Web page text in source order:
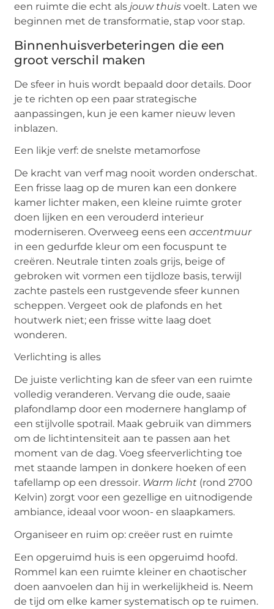
een ruimte die echt als jouw thuis voelt. Laten we
beginnen met de transformatie, stap voor stap.
Binnenhuisverbeteringen die een
groot verschil maken
De sfeer in huis wordt bepaald door details. Door
je te richten op een paar strategische
aanpassingen, kun je een kamer nieuw leven
inblazen.
Een likje verf: de snelste metamorfose
De kracht van verf mag nooit worden onderschat.
Een frisse laag op de muren kan een donkere
kamer lichter maken, een kleine ruimte groter
doen lijken en een verouderd interieur
moderniseren. Overweeg eens eenaccentmuur
in een gedurfde kleur om een focuspunt te
creëren. Neutrale tinten zoals grijs, beige of
gebroken wit vormen een tijdloze basis, terwijl
zachte pastels een rustgevende sfeer kunnen
scheppen. Vergeet ook de plafonds en het
houtwerk niet; een frisse witte laag doet
wonderen.
Verlichting is alles
De juiste verlichting kan de sfeer van een ruimte
volledig veranderen. Vervang die oude, saaie
plafondlamp door een modernere hanglamp of
een stijlvolle spotrail. Maak gebruik van dimmers
om de lichtintensiteit aan te passen aan het
moment van de dag. Voeg sfeerverlichting toe
met staande lampen in donkere hoeken of een
tafellamp op een dressoir. Warm licht (rond 2700
Kelvin) zorgt voor een gezellige en uitnodigende
ambiance, ideaal voor woon- en slaapkamers.
Organiseer en ruim op: creëer rust en ruimte
Een opgeruimd huis is een opgeruimd hoofd.
Rommel kan een ruimte kleiner en chaotischer
doen aanvoelen dan hij in werkelijkheid is. Neem
de tijd om elke kamer systematisch op te ruimen.